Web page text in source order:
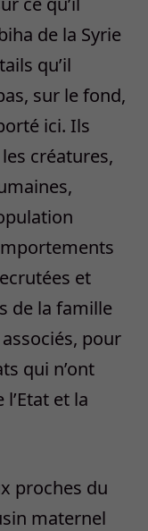
de la Syrie
qu’il
sur le fond,
ici. Ils
créatures,
et
de la famille
pour
qui n’ont
et la
proches du
maternel